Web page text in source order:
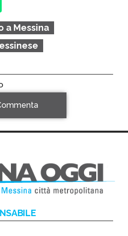
a Messina